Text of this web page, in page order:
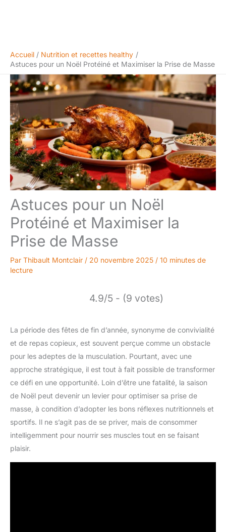
Accueil
Nutrition et recettes healthy
Astuces pour un Noël Protéiné et Maximiser la Prise de Masse
Astuces pour un Noël
Protéiné et Maximiser la
Prise de Masse
Par Thibault Montclair / 20 novembre 2025 / 10 minutes de
lecture
4.9/5 - (9 votes)
La période des fêtes de fin d’année, synonyme de convivialité
et de repas copieux, est souvent perçue comme un obstacle
pour les adeptes de la musculation. Pourtant, avec une
approche stratégique, il est tout à fait possible de transformer
ce défi en une opportunité. Loin d’être une fatalité, la saison
de Noël peut devenir un levier pour optimiser sa prise de
masse, à condition d’adopter les bons réflexes nutritionnels et
sportifs. Il ne s’agit pas de se priver, mais de consommer
intelligemment pour nourrir ses muscles tout en se faisant
plaisir.